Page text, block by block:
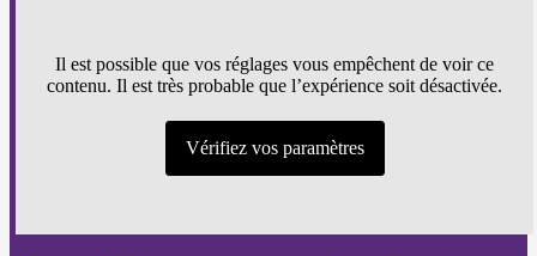
Il est possible que vos réglages vous empêchent de voir ce
contenu. Il est très probable que l’expérience soit désactivée.
Vérifiez vos paramètres